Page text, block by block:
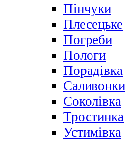
Пінчуки
Плесецьке
Погреби
Пологи
Порадівка
Саливонки
Соколівка
Тростинка
Устимівка